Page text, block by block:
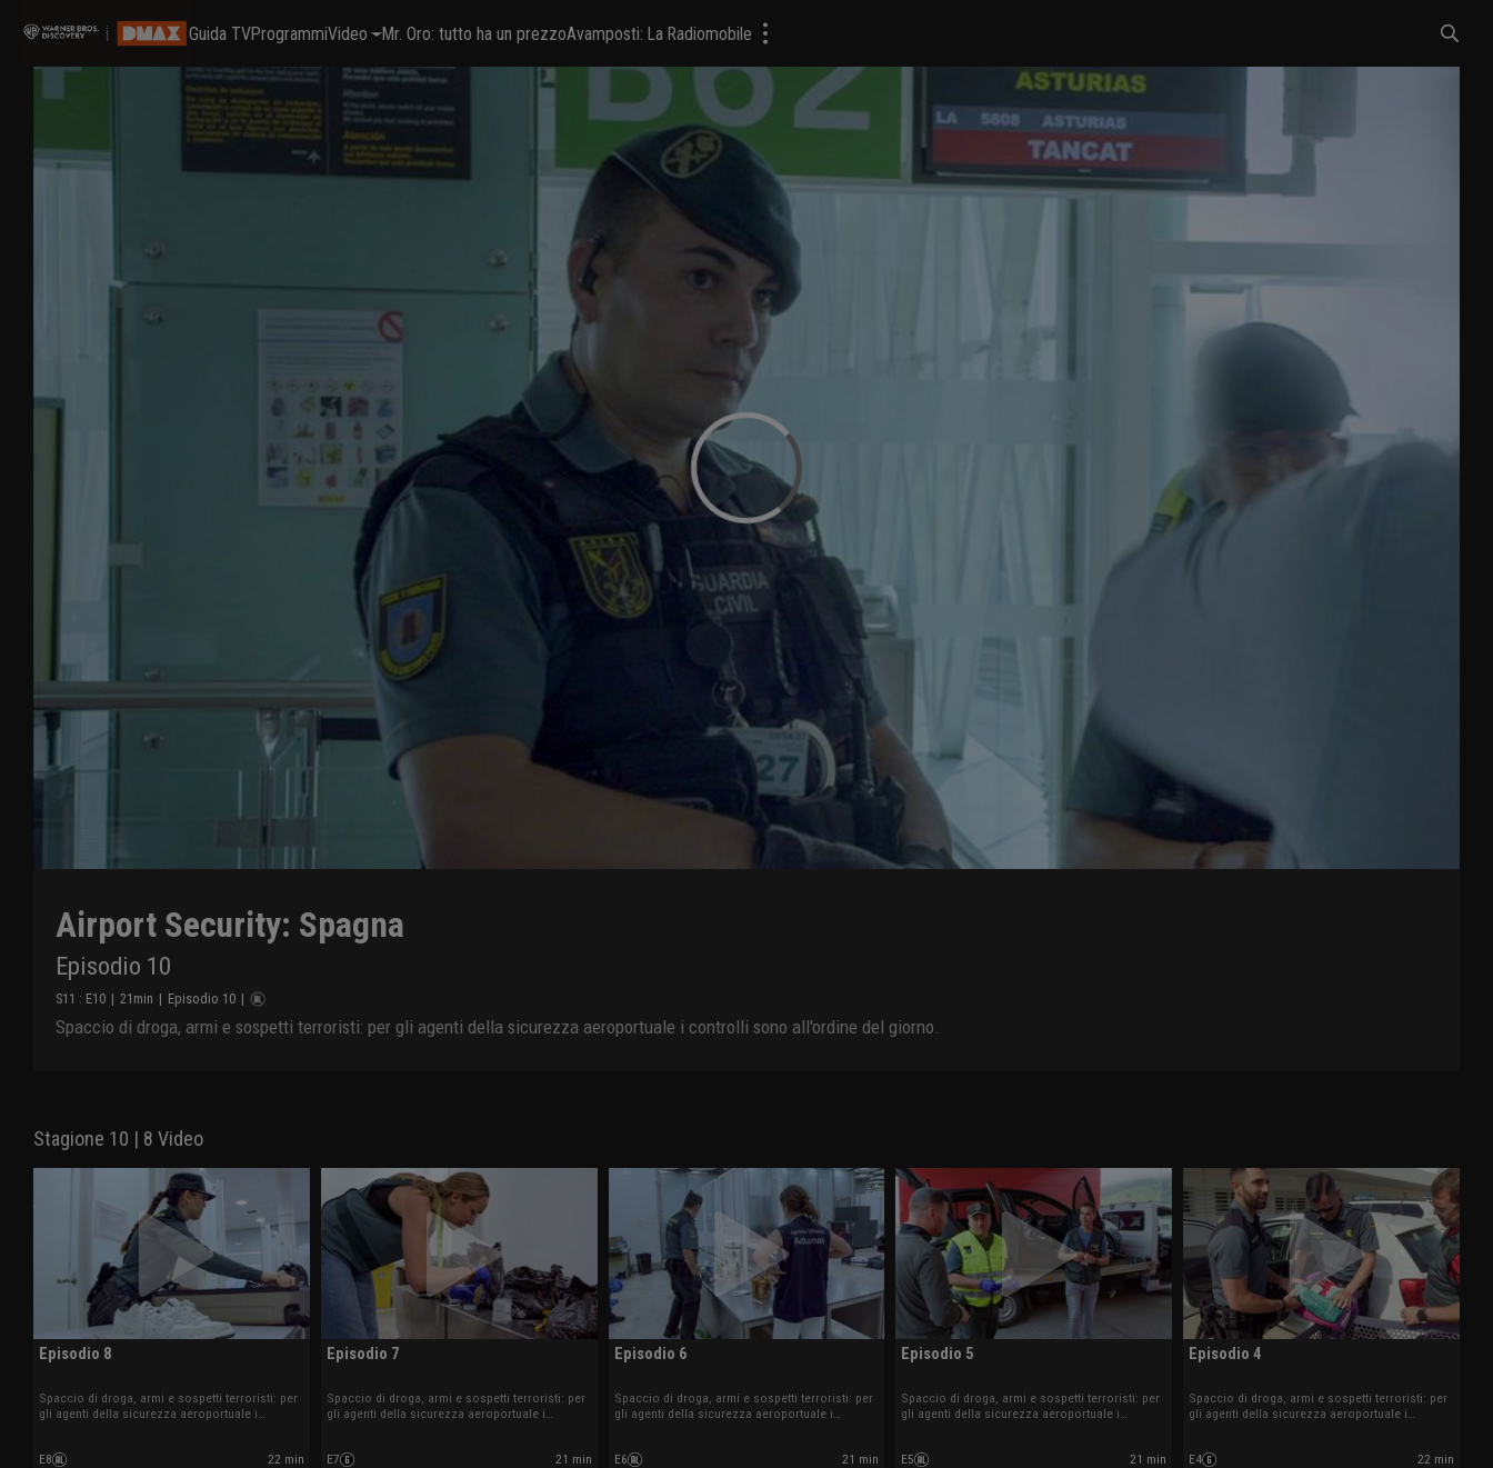
Guida TVProgrammiVideo Mr. Oro: tutto ha un prezzoAvamposti: La Radiomobile
Airport Security: Spagna
Episodio 10
S11 : E10 | 21 min | Episodio 10 |
Spaccio di droga, armi e sospetti terroristi: per gli agenti della sicurezza aeroportuale i controlli sono all'ordine del giorno.
Stagione 10 | 8 Video
Episodio 8
Spaccio di droga, armi e sospetti terroristi: per
gli agenti della sicurezza aeroportuale i
E8
22 min
Episodio 7
Spaccio di droga, armi e sospetti terroristi: per
gli agenti della sicurezza aeroportuale i
E7
21 min
Episodio 6
Spaccio di droga, armi e sospetti terroristi: per
gli agenti della sicurezza aeroportuale i
E6
21 min
Episodio 5
Spaccio di droga, armi e sospetti terroristi: per
gli agenti della sicurezza aeroportuale i
E5
21 min
Episodio 4
Spaccio di droga, armi e sospetti terroristi: per
gli agenti della sicurezza aeroportuale i
E4
22 min